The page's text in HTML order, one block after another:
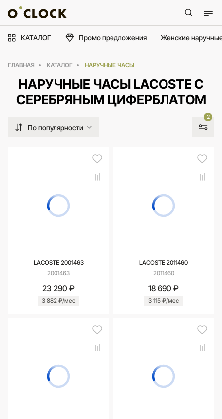
КАТАЛОГ Промо предложения Женские
ГЛАВНАЯ КАТАЛОГ НАРУЧНЫЕ ЧАСЫ
НАРУЧНЫЕ ЧАСЫ LACOSTE С
СЕРЕБРЯНЫМ ЦИФЕРБЛАТОМ
По популярности
2
LACOSTE 2001463
2001463
23 290 ₽
3 882 ₽/мес
LACOSTE 2011460
2011460
18 690 ₽
3 115 ₽/мес